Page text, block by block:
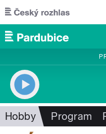
Přejít k hlavnímu obsahu
Hobby Program